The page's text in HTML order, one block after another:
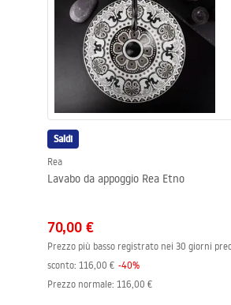
Saldi
Rea
Lavabo da appoggio Rea Etno
70,00 €
Prezzo più basso registrato nei 30 giorni
sconto: 116,00 € -40%
Prezzo normale: 116,00 €